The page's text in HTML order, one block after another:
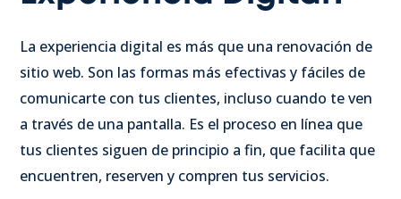
La experiencia digital es más que una renovación de
sitio web. Son las formas más efectivas y fáciles de
comunicarte con tus clientes, incluso cuando te ven
a través de una pantalla. Es el proceso en línea que
tus clientes siguen de principio a fin, que facilita que
encuentren, reserven y compren tus servicios.